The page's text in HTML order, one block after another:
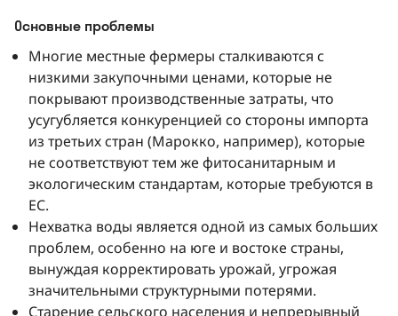
Основные проблемы
Многие местные фермеры сталкиваются с
низкими закупочными ценами, которые не
покрывают производственные затраты, что
усугубляется конкуренцией со стороны импорта
из третьих стран (Марокко, например), которые
не соответствуют тем же фитосанитарным и
экологическим стандартам, которые требуются в
ЕС.
Нехватка воды является одной из самых больших
проблем, особенно на юге и востоке страны,
вынуждая корректировать урожай, угрожая
значительными структурными потерями.
Старение сельского населения и непрерывный